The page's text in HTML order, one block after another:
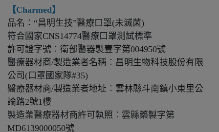
【Charmed】
品名：“昌明生技”醫療口罩(未滅菌)
符合國家CNS14774醫療口罩測試標準
許可證字號︰衛部醫器製壹字第004950號
醫療器材商/製造業者名稱︰昌明生物科技股份有限
公司(口罩國家隊#35)
醫療器材商/製造業者地址︰雲林縣斗南鎮小東里公
論路2號1樓
製造業醫療器材商許可執照︰雲縣藥製字第
MD6139000050號